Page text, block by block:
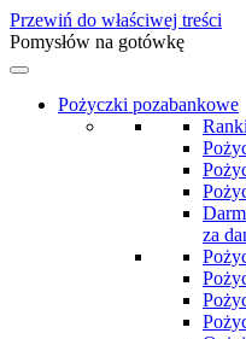
Przewiń do właściwej treści
Pomysłów na gotówkę
Pożyczki pozabankowe
za